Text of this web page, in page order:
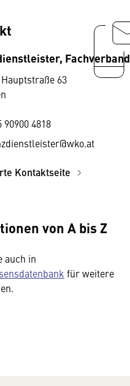
Fachverband
63
90900 4818
Kontaktseite
von A bis Z
auch in
für weitere